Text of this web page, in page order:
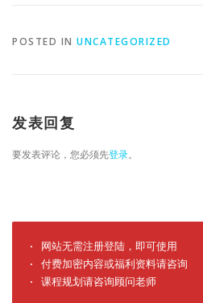
POSTED IN UNCATEGORIZED
发表回复
要发表评论，您必须先登录。
· 网站无需注册登陆，即可使用
· 付费加密内容或福利资料请咨询
· 课程规划请咨询顾问老师